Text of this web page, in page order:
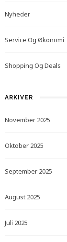
Nyheder
Service Og Økonomi
Shopping Og Deals
ARKIVER
November 2025
Oktober 2025
September 2025
August 2025
Juli 2025